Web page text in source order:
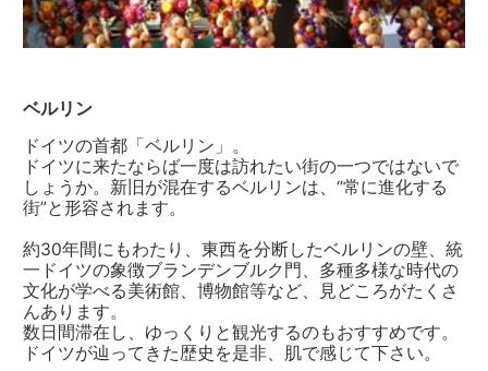
ベルリン
ドイツの首都「ベルリン」。
ドイツに来たならば一度は訪れたい街の一つではないで
しょうか。新旧が混在するベルリンは、“常に進化する
街”と形容されます。
約30年間にもわたり、東西を分断したベルリンの壁、統
一ドイツの象徴ブランデンブルク門、多種多様な時代の
文化が学べる美術館、博物館等など、見どころがたくさ
んあります。
数日間滞在し、ゆっくりと観光するのもおすすめです。
ドイツが辿ってきた歴史を是非、肌で感じて下さい。